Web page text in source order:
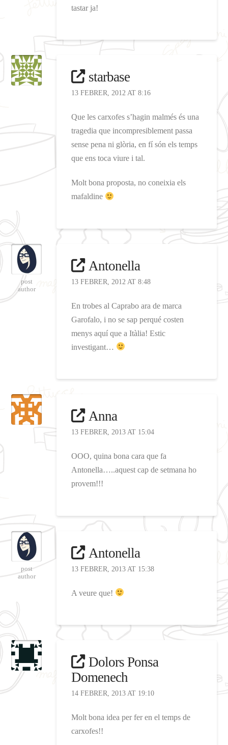
tastar ja!
starbase
13 FEBRER, 2012 AT 8:16
Que les carxofes s’hagin malmés és una
tragedia que incompresiblement passa
sense pena ni glòria, en fí són els temps
que ens toca viure i tal.
Molt bona proposta, no coneixia els
mafaldine
post
author
Antonella
13 FEBRER, 2012 AT 8:48
En trobes al Caprabo ara de marca
Garofalo, i no se sap perqué costen
menys aquí que a Itàlia! Estic
investigant…
Anna
13 FEBRER, 2013 AT 15:04
OOO, quina bona cara que fa
Antonella…..aquest cap de setmana ho
provem!!!
post
author
Antonella
13 FEBRER, 2013 AT 15:38
A veure que!
Dolors Ponsa
Domenech
14 FEBRER, 2013 AT 19:10
Molt bona idea per fer en el temps de
carxofes!!